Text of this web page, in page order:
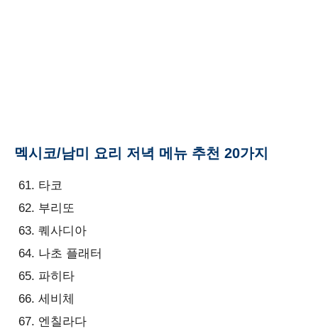
멕시코/남미 요리 저녁 메뉴 추천 20가지
타코
부리또
퀘사디아
나초 플래터
파히타
세비체
엔칠라다